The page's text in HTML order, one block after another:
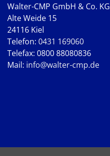
Walter-CMP GmbH & Co. KG
Alte Weide 15
24116 Kiel
Telefon: 0431 169060
Telefax: 0800 88080836
Mail: info@walter-cmp.de